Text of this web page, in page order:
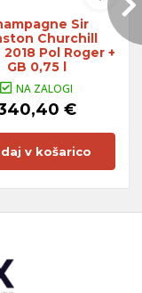
Sir
Churchill
Pol Roger +
GB 0,75 l
NA ZALOGI
€
v košarico